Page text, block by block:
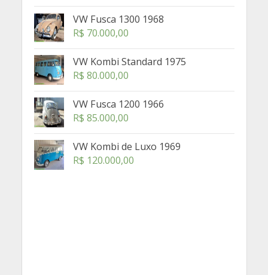
VW Fusca 1300 1968
R$ 70.000,00
VW Kombi Standard 1975
R$ 80.000,00
VW Fusca 1200 1966
R$ 85.000,00
VW Kombi de Luxo 1969
R$ 120.000,00